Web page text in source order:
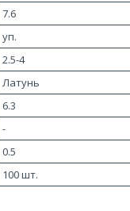
7.6
уп.
2.5-4
Латунь
6.3
-
0.5
100 шт.